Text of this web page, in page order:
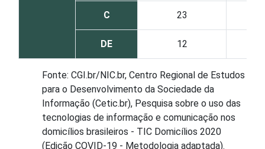
C 23
DE 12
Fonte: CGI.br/NIC.br, Centro Regional de Estudos
para o Desenvolvimento da Sociedade da
Informação (Cetic.br), Pesquisa sobre o uso das
tecnologias de informação e comunicação nos
domicílios brasileiros - TIC Domicílios 2020
(Edição COVID-19 - Metodologia adaptada).